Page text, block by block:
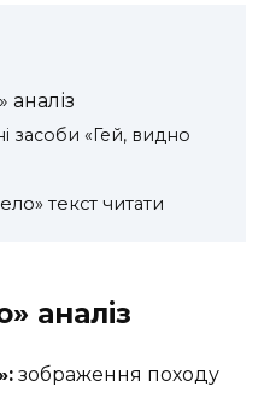
аналіз
засоби «Гей, видно
текст читати
аналіз
зображення походу